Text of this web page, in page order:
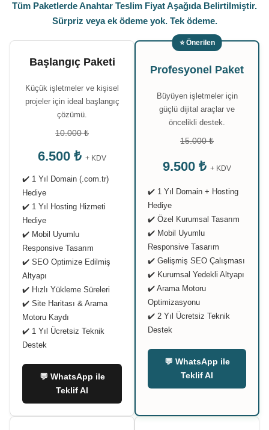
Tüm Paketlerde Anahtar Teslim Fiyat Aşağıda Belirtilmiştir.
Sürpriz veya ek ödeme yok. Tek ödeme.
Başlangıç Paketi
Küçük işletmeler ve kişisel
projeler için ideal başlangıç
çözümü.
10.000 ₺
6.500 ₺ + KDV
✔️ 1 Yıl Domain (.com.tr)
Hediye
✔️ 1 Yıl Hosting Hizmeti
Hediye
✔️ Mobil Uyumlu
Responsive Tasarım
✔️ SEO Optimize Edilmiş
Altyapı
✔️ Hızlı Yükleme Süreleri
✔️ Site Haritası & Arama
Motoru Kaydı
✔️ 1 Yıl Ücretsiz Teknik
Destek
💬 WhatsApp ile
Teklif Al
⭐ Önerilen
Profesyonel Paket
Büyüyen işletmeler için
güçlü dijital araçlar ve
öncelikli destek.
15.000 ₺
9.500 ₺ + KDV
✔️ 1 Yıl Domain + Hosting
Hediye
✔️ Özel Kurumsal Tasarım
✔️ Mobil Uyumlu
Responsive Tasarım
✔️ Gelişmiş SEO Çalışması
✔️ Kurumsal Yedekli Altyapı
✔️ Arama Motoru
Optimizasyonu
✔️ 2 Yıl Ücretsiz Teknik
Destek
💬 WhatsApp ile
Teklif Al